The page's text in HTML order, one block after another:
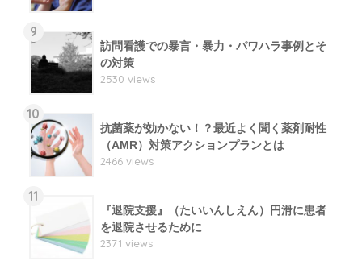
9
訪問看護での暴言・暴力・パワハラ事例とそ
の対策
2530 views
10
抗菌薬が効かない！？最近よく聞く薬剤耐性
（AMR）対策アクションプランとは
2466 views
11
『退院支援』（たいいんしえん）円滑に患者
を退院させるために
2371 views